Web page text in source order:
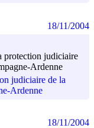
protection judiciaire
Ardenne
judiciaire de la
Ardenne
18/11/2004
18/11/2004